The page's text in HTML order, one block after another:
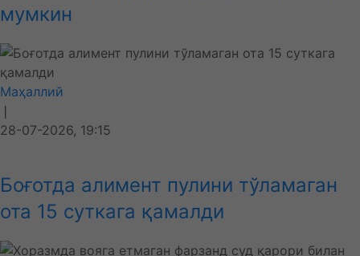
мумкин
Маҳаллий
❘
28-07-2026, 19:15
Боғотда алимент пулини тўламаган
ота 15 суткага қамалди